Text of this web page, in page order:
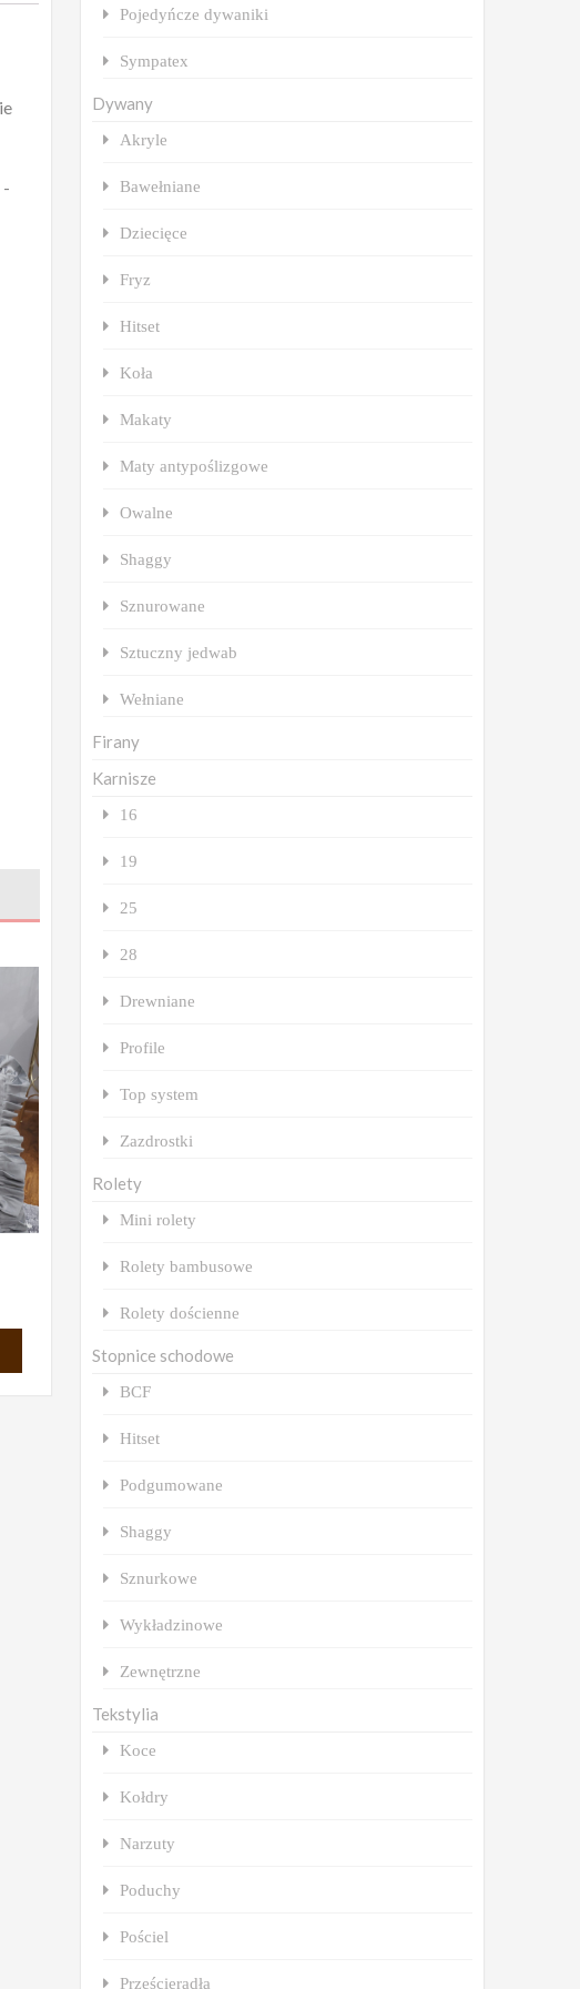
Pojedyńcze dywaniki
Sympatex
Dywany
Akryle
Bawełniane
Dziecięce
Fryz
Hitset
Koła
Makaty
Maty antypoślizgowe
Owalne
Shaggy
Sznurowane
Sztuczny jedwab
Wełniane
Firany
Karnisze
16
19
25
28
Drewniane
Profile
Top system
Zazdrostki
Rolety
Mini rolety
Rolety bambusowe
Rolety dościenne
Stopnice schodowe
BCF
Hitset
Podgumowane
Shaggy
Sznurkowe
Wykładzinowe
Zewnętrzne
Tekstylia
Koce
Kołdry
Narzuty
Poduchy
Pościel
Prześcieradła